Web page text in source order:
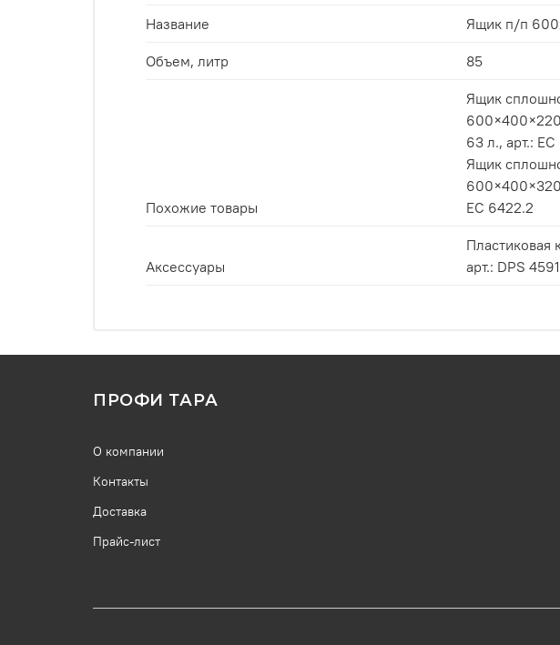
Название Ящик п/п
Объем, литр 85
Похожие товары
Ящик сплошной
600×400×220 мм, объем
63 л., арт.: ЕС 6432.1, Ящик п/п 600х400х320 сплошной,
Ящик сплошной
600×400×320 мм,
ЕС 6422.2
Аксессуары
Пластиковая крышка для
арт.: DPS 4591
ПРОФИ ТАРА
О компании
Контакты
Доставка
Прайс-лист